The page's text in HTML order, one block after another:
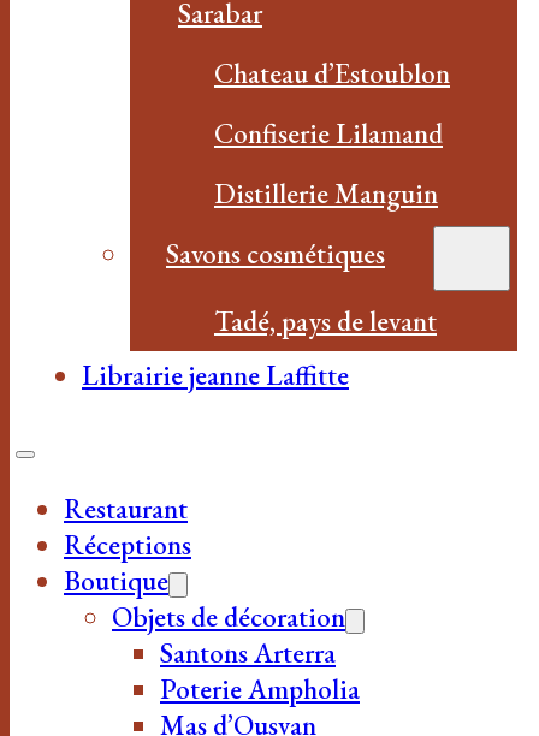
Sarabar
Chateau d’Estoublon
Confiserie Lilamand
Distillerie Manguin
Savons cosmétiques
Tadé, pays de levant
Librairie jeanne Laffitte
Restaurant
Réceptions
Boutique
Objets de décoration
Santons Arterra
Poterie Ampholia
Mas d’Ousvan